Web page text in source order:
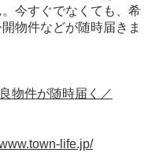
今すぐでなくても、希
物件などが随時届きま
物件が随時届く／
life.jp/